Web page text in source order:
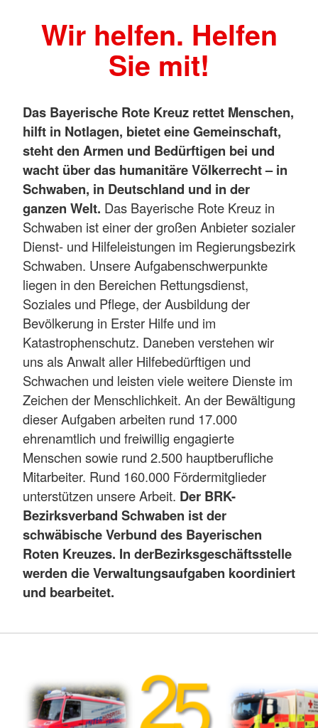
Wir helfen. Helfen
Sie mit!
Das Bayerische Rote Kreuz rettet Menschen,
hilft in Notlagen, bietet eine Gemeinschaft,
steht den Armen und Bedürftigen bei und
wacht über das humanitäre Völkerrecht – in
Schwaben, in Deutschland und in der
ganzen Welt. Das Bayerische Rote Kreuz in
Schwaben ist einer der großen Anbieter sozialer
Dienst- und Hilfeleistungen im Regierungsbezirk
Schwaben. Unsere Aufgabenschwerpunkte
liegen in den Bereichen Rettungsdienst,
Soziales und Pflege, der Ausbildung der
Bevölkerung in Erster Hilfe und im
Katastrophenschutz. Daneben verstehen wir
uns als Anwalt aller Hilfebedürftigen und
Schwachen und leisten viele weitere Dienste im
Zeichen der Menschlichkeit. An der Bewältigung
dieser Aufgaben arbeiten rund 17.000
ehrenamtlich und freiwillig engagierte
Menschen sowie rund 2.500 hauptberufliche
Mitarbeiter. Rund 160.000 Fördermitglieder
unterstützen unsere Arbeit. Der BRK-
Bezirksverband Schwaben ist der
schwäbische Verbund des Bayerischen
Roten Kreuzes. In derBezirksgeschäftsstelle
werden die Verwaltungsaufgaben koordiniert
und bearbeitet.